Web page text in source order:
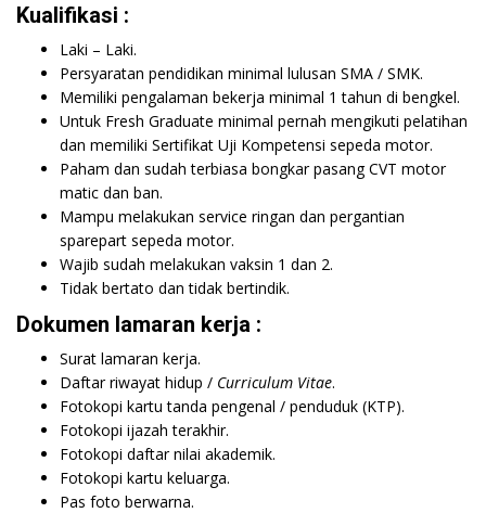
Kualifikasi :
Laki – Laki.
Persyaratan pendidikan minimal lulusan SMA / SMK.
Memiliki pengalaman bekerja minimal 1 tahun di bengkel.
Untuk Fresh Graduate minimal pernah mengikuti pelatihan
dan memiliki Sertifikat Uji Kompetensi sepeda motor.
Paham dan sudah terbiasa bongkar pasang CVT motor
matic dan ban.
Mampu melakukan service ringan dan pergantian
sparepart sepeda motor.
Wajib sudah melakukan vaksin 1 dan 2.
Tidak bertato dan tidak bertindik.
Dokumen lamaran kerja :
Surat lamaran kerja.
Daftar riwayat hidup / Curriculum Vitae.
Fotokopi kartu tanda pengenal / penduduk (KTP).
Fotokopi ijazah terakhir.
Fotokopi daftar nilai akademik.
Fotokopi kartu keluarga.
Pas foto berwarna.